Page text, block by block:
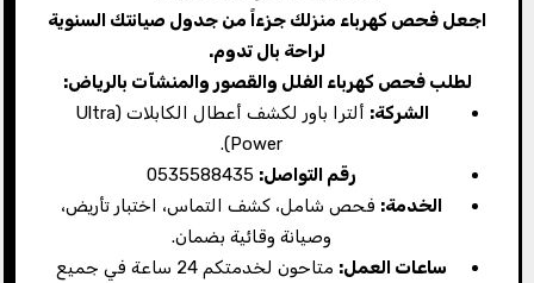
اجعل فحص كهرباء منزلك جزءاً من جدول صيانتك السنوية
لراحة بال تدوم.
لطلب فحص كهرباء الفلل والقصور والمنشآت بالرياض:
الشركة:
ألترا باور لكشف أعطال الكابلات (Ultra
Power).
رقم التواصل:
الخدمة: فحص شامل، كشف التماس، اختبار تأريض،
وصيانة وقائية بضمان.
ساعات العمل:
متاحون لخدمتكم 24 ساعة في جميع